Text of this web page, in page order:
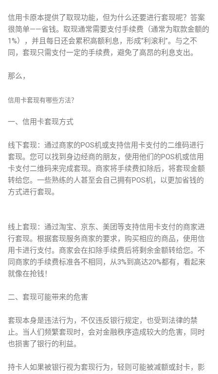
信用卡原本提供了取现功能，但为什么还要进行套现呢？答案
很简单——省钱。取现通常需要支付手续费（通常为取款金额的
1%），并且每日还会累积高额利息，形成“利滚利”。与之不
同，套现只需支付一定的手续费，避免了高昂的利息支出。
那么，
信用卡套现有哪些方法？
一、信用卡套现方式
线下套现：通过商家的POS机或支持信用卡支付的二维码进行
套现。您可以找到身边经商的朋友，使用他们的POS机或信用
卡支付二维码来完成套现。商家将手续费扣除后，将套现金额
转给您。一些熟练的人甚至会自己拥有POS机，以更加省钱的
方式进行套现。
线上套现：通过淘宝、京东、美团等支持信用卡支付的商家进
行套现。根据套现服务商家的要求，购买相应的商品，使用信
用卡进行支付。商家会在扣除手续费后将剩余金额转给您。不
同商家的手续费标准各不相同，从3%到高达20%都有，看起来
就像在抢钱！
二、套现可能带来的危害
套现本身是违法行为，不仅违反银行规定，也受到法律的禁
止。当人们频繁套现时，会对金融秩序造成较大的危害，同时
也损害了银行的利益。
持卡人如果被银行视为套现行为，轻则可能被减额或封卡，影